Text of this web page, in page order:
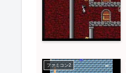
ファミコン2